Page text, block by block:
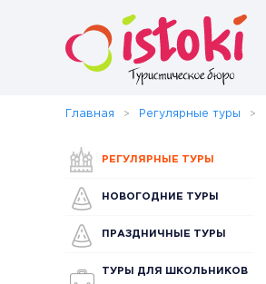
Главная Регулярные туры
РЕГУЛЯРНЫЕ ТУРЫ
НОВОГОДНИЕ ТУРЫ
ПРАЗДНИЧНЫЕ ТУРЫ
ТУРЫ ДЛЯ ШКОЛЬНИКОВ